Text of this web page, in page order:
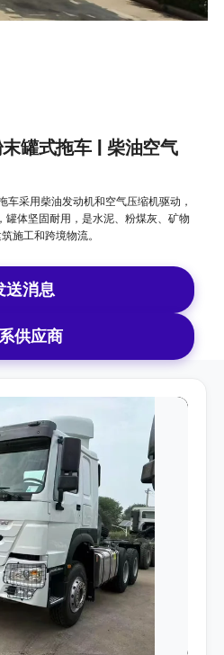
罐式拖车 | 柴油空气
车采用柴油发动机和空气压缩机驱动，
罐体坚固耐用，是水泥、粉煤灰、矿物
施工和跨境物流。
送消息
供应商